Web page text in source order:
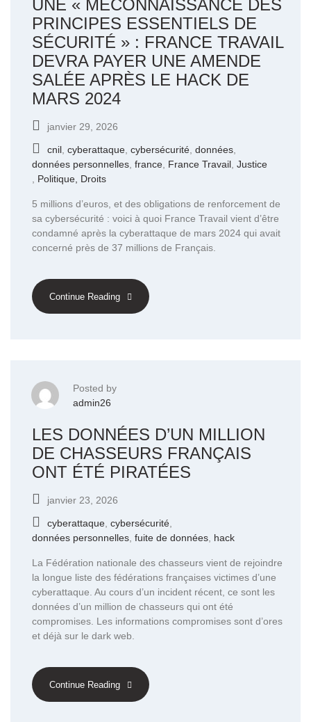
UNE « MÉCONNAISSANCE DES
PRINCIPES ESSENTIELS DE
SÉCURITÉ » : FRANCE TRAVAIL
DEVRA PAYER UNE AMENDE
SALÉE APRÈS LE HACK DE
MARS 2024
janvier 29, 2026
cnil cyberattaque cybersécurité données
données personnelles france France Travail Justice
Politique, Droits
5 millions d’euros, et des obligations de renforcement de
sa cybersécurité : voici à quoi France Travail vient d’être
condamné après la cyberattaque de mars 2024 qui avait
concerné près de 37 millions de Français.
Continue Reading
Posted by
admin26
LES DONNÉES D’UN MILLION
DE CHASSEURS FRANÇAIS
ONT ÉTÉ PIRATÉES
janvier 23, 2026
cyberattaque, cybersécurité,
données personnelles, fuite de données, hack
La Fédération nationale des chasseurs vient de rejoindre
la longue liste des fédérations françaises victimes d’une
cyberattaque. Au cours d’un incident récent, ce sont les
données d’un million de chasseurs qui ont été
compromises. Les informations compromises sont d’ores
et déjà sur le dark web.
Continue Reading